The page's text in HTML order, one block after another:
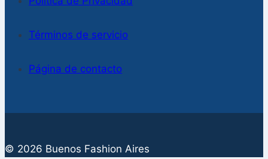
Términos de servicio
Página de contacto
© 2026 Buenos Fashion Aires